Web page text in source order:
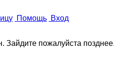
Помощь Вход
Зайдите пожалуйста